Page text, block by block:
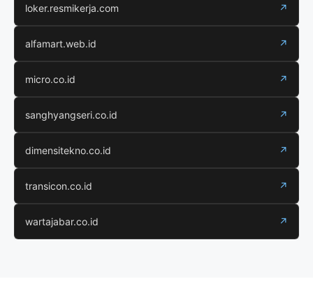
loker.resmikerja.com ↗
alfamart.web.id ↗
micro.co.id ↗
sanghyangseri.co.id ↗
dimensitekno.co.id ↗
transicon.co.id ↗
wartajabar.co.id ↗